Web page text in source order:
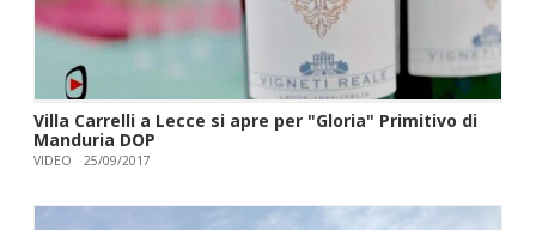
Villa Carrelli a Lecce si apre per "Gloria" Primitivo di
Manduria DOP
VIDEO 25/09/2017